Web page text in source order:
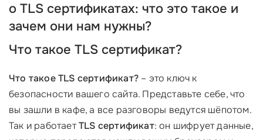
о TLS сертификатах: что это такое и
зачем они нам нужны?
Что такое TLS сертификат?
Что такое TLS сертификат? – это ключ к
безопасности вашего сайта. Представьте себе, что
вы зашли в кафе, а все разговоры ведутся шёпотом.
Так и работаетTLS сертификат: он шифрует данные,